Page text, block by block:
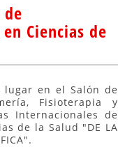
Ciencias de
lugar en el Salón de
Fisioterapia y
Internacionales de
de la Salud "DE LA